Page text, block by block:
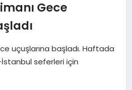
Gece
uçuşlarına başladı. Haftada
seferleri için